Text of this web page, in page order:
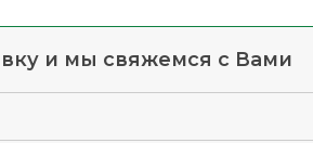
и мы свяжемся с Вами